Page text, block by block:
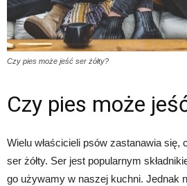
Czy pies może jeść ser żółty?
Czy pies może
Wielu właścicieli psów zastanawia się,
ser żółty. Ser jest popularnym
go używamy w naszej kuchni. Jednak